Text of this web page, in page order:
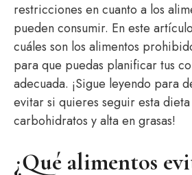
restricciones en cuanto a los
pueden consumir. En este
cuáles son los alimentos
para que puedas planificar tus
adecuada. ¡Sigue leyendo para
evitar si quieres seguir esta
carbohidratos y alta en grasas!
¿Qué alimentos